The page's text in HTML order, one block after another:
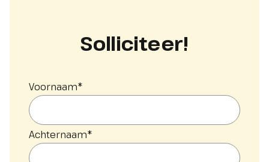
Solliciteer!
Voornaam*
Achternaam*